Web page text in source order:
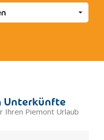
Unterkünfte
Ihren Piemont Urlaub